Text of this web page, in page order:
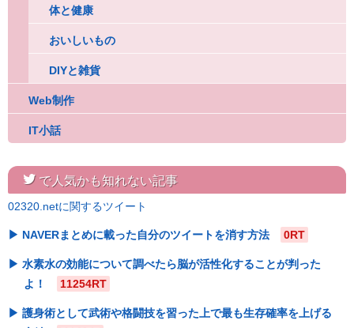
体と健康
おいしいもの
DIYと雑貨
Web制作
IT小話
twitterで人気かも知れない記事
02320.netに関するツイート
NAVERまとめに載った自分のツイートを消す方法 0RT
水素水の効能について調べたら脳が活性化することが判った
よ！
11254RT
護身術として武術や格闘技を習った上で最も生存確率を上げる